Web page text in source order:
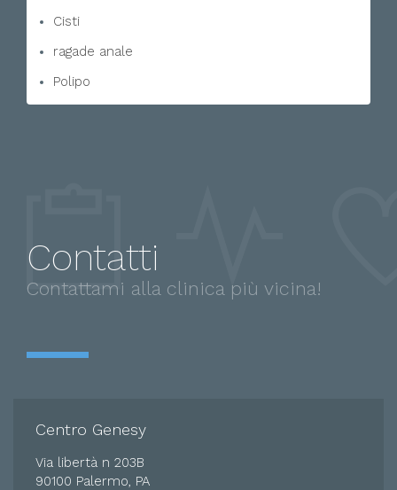
Cisti
ragade anale
Polipo
Contatti
Contattami alla clinica più vicina!
Centro Genesy
Via libertà n 203B
90100 Palermo, PA